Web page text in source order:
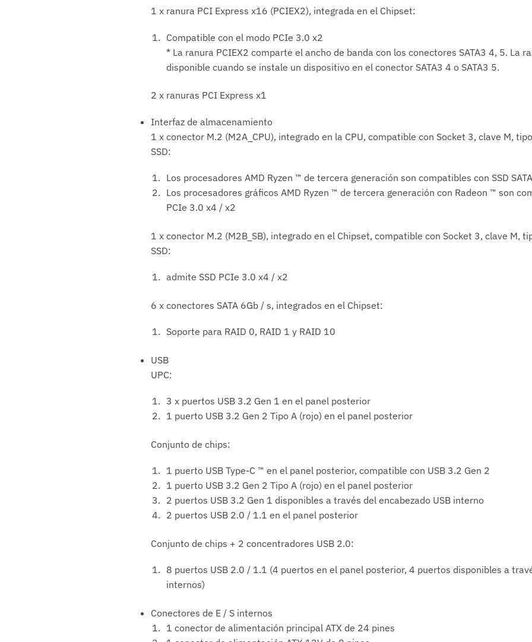
1 x ranura PCI Express x16 (PCIEX2), integrada en el Chipset:
Compatible con el modo PCIe 3.0 x2
* La ranura PCIEX2 comparte el ancho de banda con los conectores SATA3 4, 5. La
disponible cuando se instale un dispositivo en el conector SATA3 4 o SATA3 5.
2 x ranuras PCI Express x1
Interfaz de almacenamiento
1 x conector M.2 (M2A_CPU), integrado en la CPU, compatible con Socket 3, clave M,
SSD:
Los procesadores AMD Ryzen ™ de tercera generación son compatibles con SSD
Los procesadores gráficos AMD Ryzen ™ de tercera generación con Radeon ™ son
PCIe 3.0 x4 / x2
1 x conector M.2 (M2B_SB), integrado en el Chipset, compatible con Socket 3, clave
SSD:
admite SSD PCIe 3.0 x4 / x2
6 x conectores SATA 6Gb / s, integrados en el Chipset:
Soporte para RAID 0, RAID 1 y RAID 10
USB
UPC:
3 x puertos USB 3.2 Gen 1 en el panel posterior
1 puerto USB 3.2 Gen 2 Tipo A (rojo) en el panel posterior
Conjunto de chips:
1 puerto USB Type-C ™ en el panel posterior, compatible con USB 3.2 Gen 2
1 puerto USB 3.2 Gen 2 Tipo A (rojo) en el panel posterior
2 puertos USB 3.2 Gen 1 disponibles a través del encabezado USB interno
2 puertos USB 2.0 / 1.1 en el panel posterior
Conjunto de chips + 2 concentradores USB 2.0:
8 puertos USB 2.0 / 1.1 (4 puertos en el panel posterior, 4 puertos disponibles a
internos)
Conectores de E / S internos
1 conector de alimentación principal ATX de 24 pines